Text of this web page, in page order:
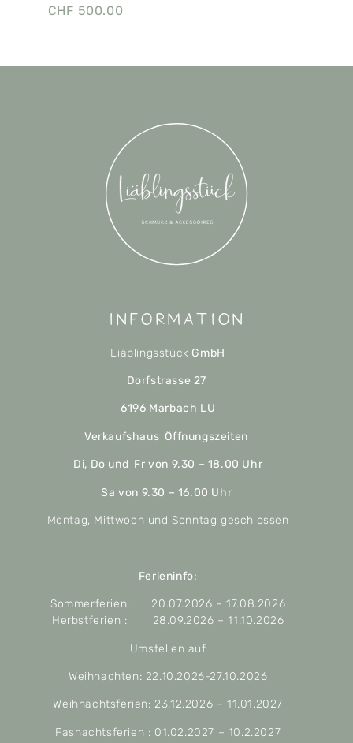
CHF 500.00
Information
Liäblingsstück GmbH
Dorfstrasse 27
6196 Marbach LU
Verkaufshaus Öffnungszeiten
Di, Do und Fr von 9.30 – 18.00 Uhr
Sa von 9.30 – 16.00 Uhr
Montag, Mittwoch und Sonntag geschlossen
Ferieninfo:
Sommerferien : 20.07.2026 – 17.08.2026
Herbstferien : 28.09.2026 – 11.10.2026
Umstellen auf
Weihnachten: 22.10.2026-27.10.2026
Weihnachtsferien: 23.12.2026 – 11.01.2027
Fasnachtsferien : 01.02.2027 – 10.2.2027